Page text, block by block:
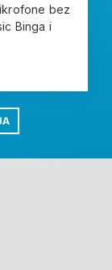
bez
Binga i